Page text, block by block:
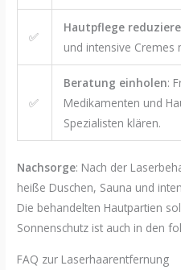
✅
Hautpflege
und intensive Cremes
✅
Beratung einholen:
Medikamenten und
Spezialisten klären.
Nachsorge: Nach der
heiße Duschen, Sauna und
Die behandelten Hautpartien
Sonnenschutz ist auch in den
FAQ zur Laserhaarentfernung